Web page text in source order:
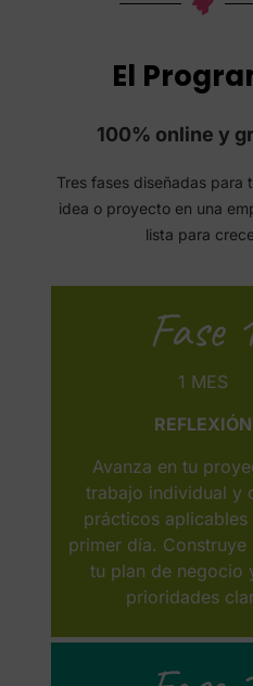
El
100% online y
Tres fases diseñadas para
idea o proyecto en una
lista para
Fase
1 MES
REFLEXIÓN
Avanza en tu
trabajo individual y
prácticos aplicables
primer día. Construye
tu plan de negocio
prioridades